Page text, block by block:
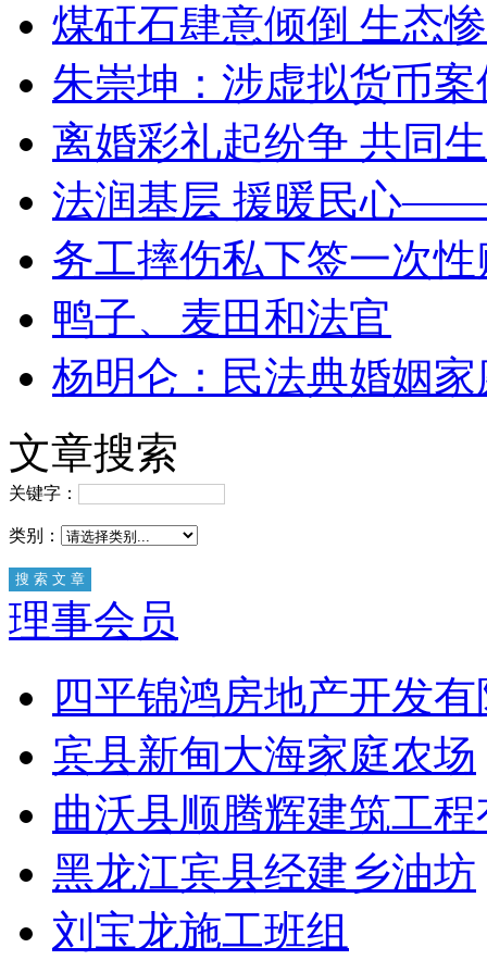
煤矸石肆意倾倒 生态
朱崇坤：涉虚拟货币
离婚彩礼起纷争 共同
法润基层 援暖民心
务工摔伤私下签一次
鸭子、麦田和法官
杨明仑：民法典婚姻
文章搜索
关键字：
类别：
理事会员
四平锦鸿房地产开发
宾县新甸大海家庭农场
曲沃县顺腾辉建筑工
黑龙江宾县经建乡油坊
刘宝龙施工班组